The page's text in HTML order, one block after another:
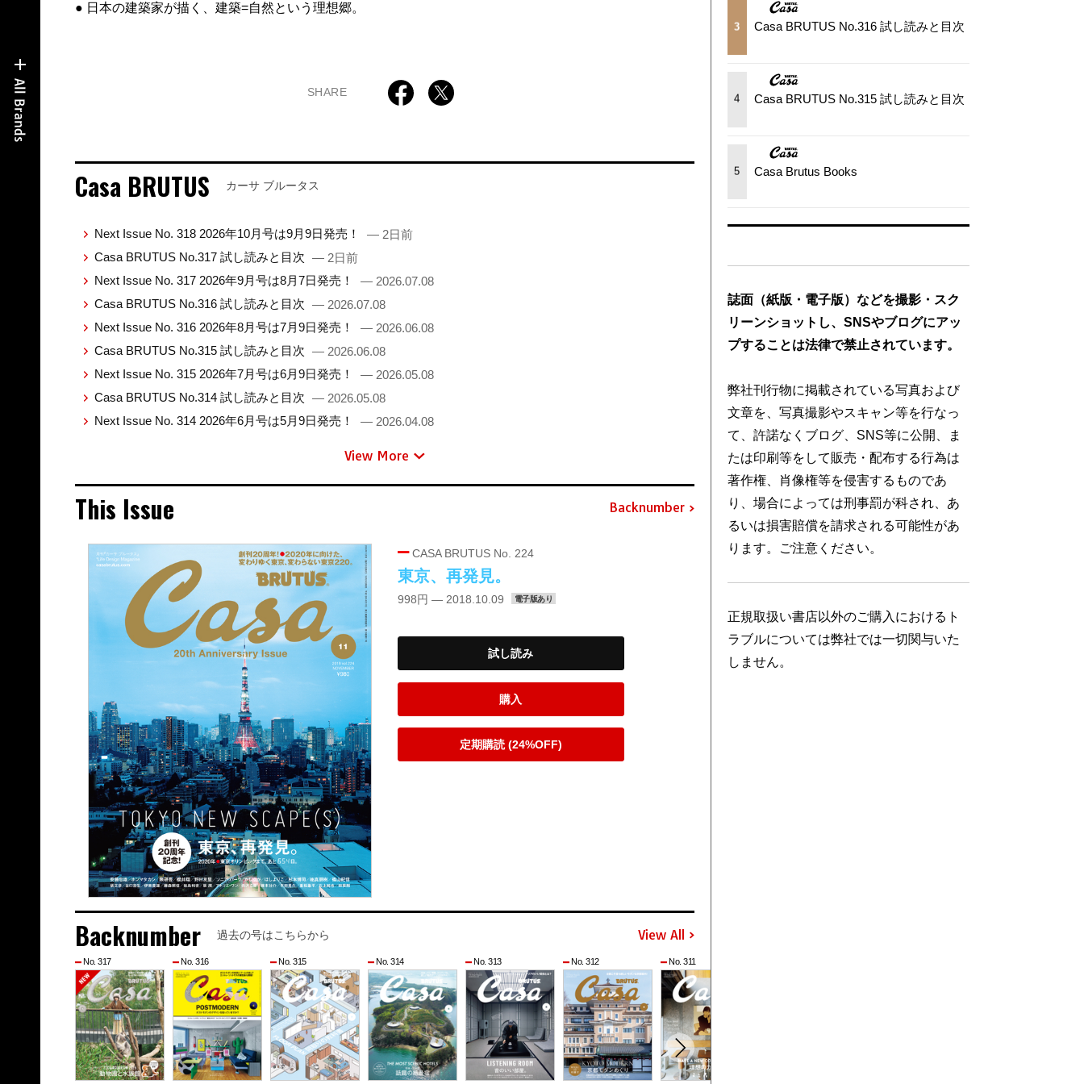
● 日本の建築家が描く、建築=自然という理想郷。
SHARE
Casa BRUTUS カーサ ブルータス
Next Issue No. 318 2026年10月号は9月9日発売！
— 2日前
Casa BRUTUS No.317 試し読みと目次 — 2日前
Next Issue No. 317 2026年9月号は8月7日発売！
— 2026.07.08
Casa BRUTUS No.316 試し読みと目次 — 2026.07.08
Next Issue No. 316 2026年8月号は7月9日発売！
— 2026.06.08
Casa BRUTUS No.315 試し読みと目次 — 2026.06.08
Next Issue No. 315 2026年7月号は6月9日発売！
— 2026.05.08
Casa BRUTUS No.314 試し読みと目次 — 2026.05.08
Next Issue No. 314 2026年6月号は5月9日発売！
— 2026.04.08
View More
This Issue Backnumber
CASA BRUTUS No. 224
東京、再発見。
998円 — 2018.10.09 電子版あり
試し読み
購入
定期購読 (24%OFF)
Backnumber 過去の号はこちらから View All
No. 317 No. 316 No. 315 No. 314 No. 313 No. 312 No. 311
3 Casa BRUTUS No.316 試し読みと目次
4 Casa BRUTUS No.315 試し読みと目次
5 Casa Brutus Books
誌面（紙版・電子版）などを撮影・スク
リーンショットし、SNSやブログにアッ
プすることは法律で禁止されています。
弊社刊行物に掲載されている写真および
文章を、写真撮影やスキャン等を行なっ
て、許諾なくブログ、SNS等に公開、ま
たは印刷等をして販売・配布する行為は
著作権、肖像権等を侵害するものであ
り、場合によっては刑事罰が科され、あ
るいは損害賠償を請求される可能性があ
ります。ご注意ください。
正規取扱い書店以外のご購入におけるト
ラブルについては弊社では一切関与いた
しません。